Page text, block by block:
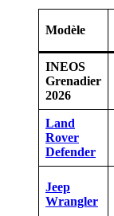
Modèle
INEOS
Grenadier
2026
Land
Rover
Defender
Jeep
Wrangler